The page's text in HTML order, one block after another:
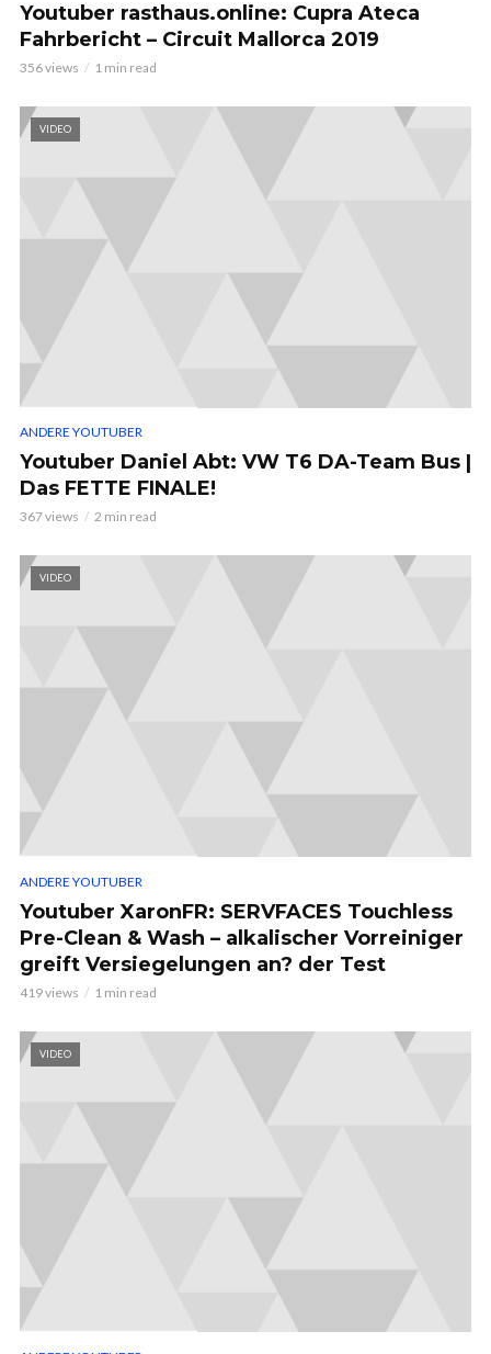
Youtuber rasthaus.online: Cupra Ateca
Fahrbericht – Circuit Mallorca 2019
356 views 1 min read
VIDEO
ANDERE YOUTUBER
Youtuber Daniel Abt: VW T6 DA-Team Bus |
Das FETTE FINALE!
367 views 2 min read
VIDEO
ANDERE YOUTUBER
Youtuber XaronFR: SERVFACES Touchless
Pre-Clean & Wash – alkalischer Vorreiniger
greift Versiegelungen an? der Test
419 views 1 min read
VIDEO